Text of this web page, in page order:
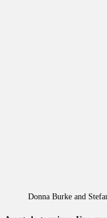
Donna Burke and